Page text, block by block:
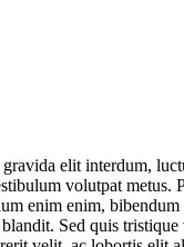
elit interdum,
volutpat metus.
enim enim,
Sed quis